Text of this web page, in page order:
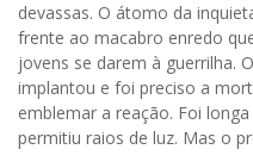
devassas. O átomo da
frente ao macabro enredo
jovens se darem à guerrilha.
implantou e foi preciso a
emblemar a reação. Foi
permitiu raios de luz. Mas o